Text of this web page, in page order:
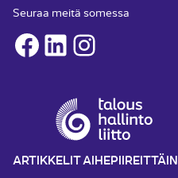
Seuraa meitä somessa
Facebook
LinkedInInstagram
ARTIKKELIT AIHEPIIREITTÄIN